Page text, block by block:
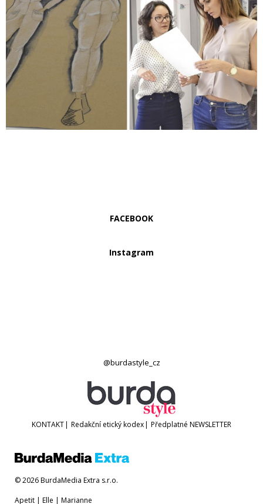
FACEBOOK
Instagram
@burdastyle_cz
KONTAKT| Redakční etický kodex| Předplatné NEWSLETTER
© 2026 BurdaMedia Extra s.r.o.
Apetit | Elle | Marianne